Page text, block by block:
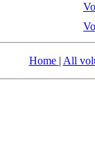
Home | All